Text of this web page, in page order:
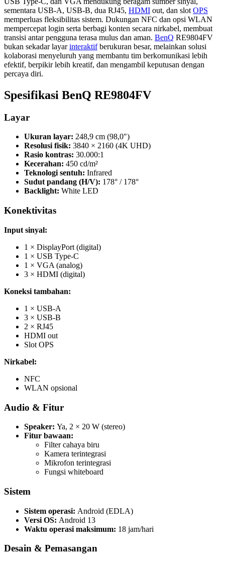
sementara USB‑A, USB‑B, dua RJ45, HDMI out, dan slot OPS
memperluas fleksibilitas sistem. Dukungan NFC dan opsi WLAN
mempercepat login serta berbagi konten secara nirkabel, membuat
transisi antar pengguna terasa mulus dan aman. BenQ RE9804FV
bukan sekadar layarinteraktifberukuran besar, melainkan solusi
kolaborasi menyeluruh yang membantu tim berkomunikasi lebih
efektif, berpikir lebih kreatif, dan mengambil keputusan dengan
percaya diri.
Spesifikasi BenQ RE9804FV
Layar
Ukuran layar: 248,9 cm (98,0″)
Resolusi fisik: 3840 × 2160 (4K UHD)
Rasio kontras: 30.000:1
Kecerahan: 450 cd/m²
Teknologi sentuh: Infrared
Sudut pandang (H/V): 178° / 178°
Backlight: White LED
Konektivitas
Input sinyal:
1 × DisplayPort (digital)
1 × USB Type‑C
1 × VGA (analog)
3 × HDMI (digital)
Koneksi tambahan:
1 × USB‑A
3 × USB‑B
2 × RJ45
HDMI out
Slot OPS
Nirkabel:
NFC
WLAN opsional
Audio & Fitur
Speaker: Ya, 2 × 20 W (stereo)
Fitur bawaan:
Filter cahaya biru
Kamera terintegrasi
Mikrofon terintegrasi
Fungsi whiteboard
Sistem
Sistem operasi: Android (EDLA)
Versi OS: Android 13
Waktu operasi maksimum: 18 jam/hari
Desain & Pemasangan